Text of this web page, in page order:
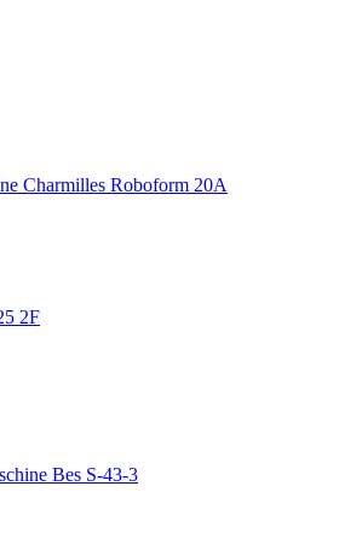
Charmilles Roboform 20A
2F
Bes S-43-3